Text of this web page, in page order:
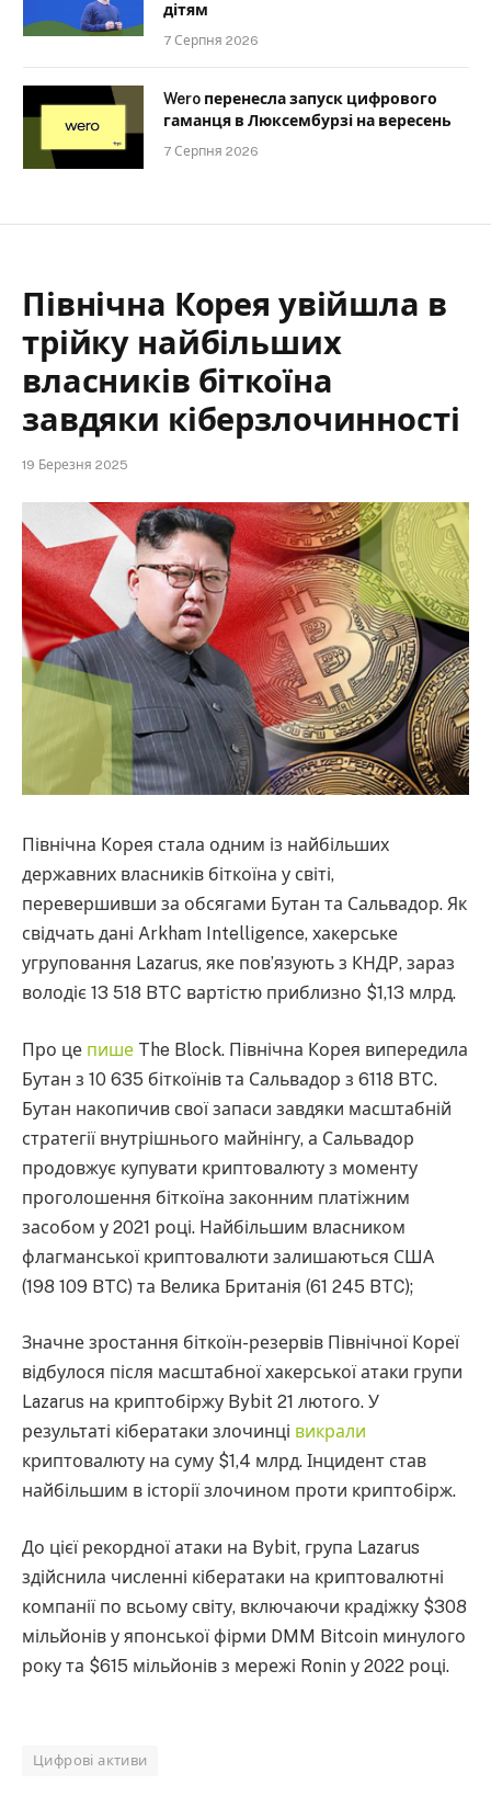
дітям
7 Серпня 2026
Wero перенесла запуск цифрового
гаманця в Люксембурзі на вересень
7 Серпня 2026
Північна Корея увійшла в
трійку найбільших
власників біткоїна
завдяки кіберзлочинності
19 Березня 2025
Північна Корея стала одним із найбільших
державних власників біткоїна у світі,
перевершивши за обсягами Бутан та Сальвадор. Як
свідчать дані Arkham Intelligence, хакерське
угруповання Lazarus, яке пов’язують з КНДР, зараз
володіє 13 518 BTC вартістю приблизно $1,13 млрд.
Про це пише The Block. Північна Корея випередила
Бутан з 10 635 біткоїнів та Сальвадор з 6118 BTC.
Бутан накопичив свої запаси завдяки масштабній
стратегії внутрішнього майнінгу, а Сальвадор
продовжує купувати криптовалюту з моменту
проголошення біткоїна законним платіжним
засобом у 2021 році. Найбільшим власником
флагманської криптовалюти залишаються США
(198 109 BTC) та Велика Британія (61 245 BTC);
Значне зростання біткоїн-резервів Північної Кореї
відбулося після масштабної хакерської атаки групи
Lazarus на криптобіржу Bybit 21 лютого. У
результаті кібератаки злочинці викрали
криптовалюту на суму $1,4 млрд. Інцидент став
найбільшим в історії злочином проти криптобірж.
До цієї рекордної атаки на Bybit, група Lazarus
здійснила численні кібератаки на криптовалютні
компанії по всьому світу, включаючи крадіжку $308
мільйонів у японської фірми DMM Bitcoin минулого
року та $615 мільйонів з мережі Ronin у 2022 році.
Цифрові активи